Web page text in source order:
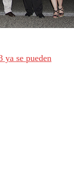
ya se pueden